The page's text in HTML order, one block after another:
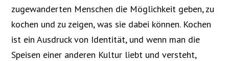
zugewanderten Menschen die Möglichkeit geben, zu
kochen und zu zeigen, was sie dabei können. Kochen
ist ein Ausdruck von Identität, und wenn man die
Speisen einer anderen Kultur liebt und versteht,